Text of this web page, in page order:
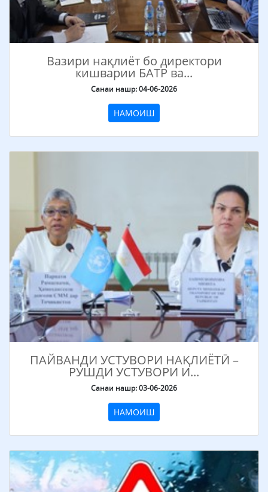
Вазири нақлиёт бо директори
кишварии БАТР ва...
Санаи нашр: 04-06-2026
НАМОИШ
ПАЙВАНДИ УСТУВОРИ НАҚЛИЁТӢ –
РУШДИ УСТУВОРИ И...
Санаи нашр: 03-06-2026
НАМОИШ